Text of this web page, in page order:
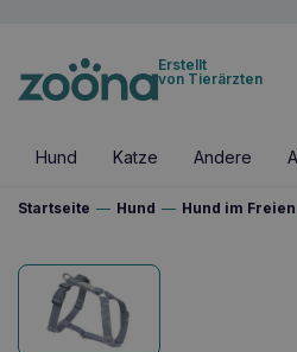
Erstellt
von Tierärzten
Hund Katze Andere
Startseite — Hund — Hund im Freien